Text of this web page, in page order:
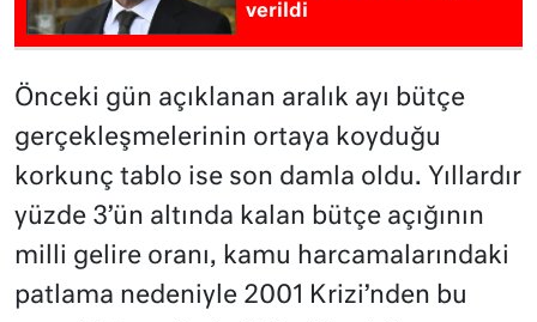
verildi
Önceki gün açıklanan aralık ayı bütçe
gerçekleşmelerinin ortaya koyduğu
korkunç tablo ise son damla oldu. Yıllardır
yüzde 3’ün altında kalan bütçe açığının
milli gelire oranı, kamu harcamalarındaki
patlama nedeniyle 2001 Krizi’nden bu